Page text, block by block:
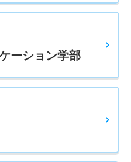
ーション学部